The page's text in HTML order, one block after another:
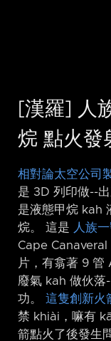
[漢羅] 人
烷 點火發
相對論太空公司
是 3D 列印做-⁠-
是液態甲烷 kah
烷。 這是
人族
Cape Canaveral
片，有翕著 9
廢氣 kah 做伙落
功。 這隻創新火
禁 khiài，嘛有
箭點火了後發生